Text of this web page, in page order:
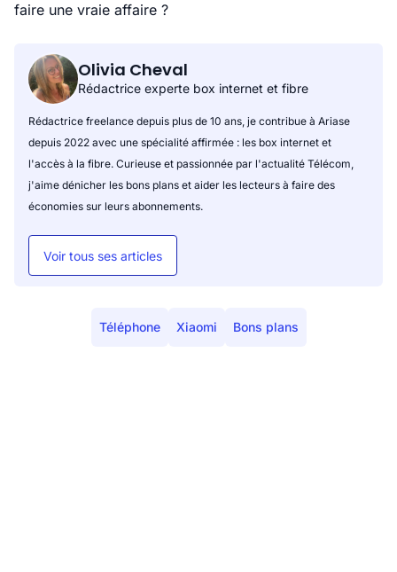
faire une vraie affaire ?
Olivia Cheval
Rédactrice experte box internet et fibre
Rédactrice freelance depuis plus de 10 ans, je contribue à Ariase
depuis 2022 avec une spécialité affirmée : les box internet et
l'accès à la fibre. Curieuse et passionnée par l'actualité Télécom,
j'aime dénicher les bons plans et aider les lecteurs à faire des
économies sur leurs abonnements.
Voir tous ses articles
Téléphone Xiaomi Bons plans